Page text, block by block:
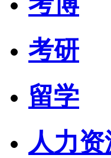
考研
留学
人力